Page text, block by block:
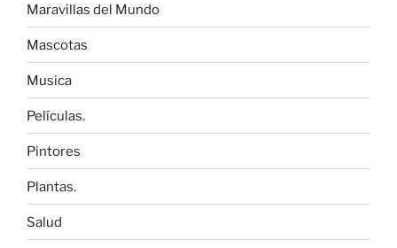
Maravillas del Mundo
Mascotas
Musica
Películas.
Pintores
Plantas.
Salud